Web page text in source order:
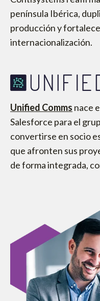
península Ibérica,
producción y
internacionalización.
Unified Comms nace
Salesforce para el
convertirse en socio
que afronten sus
de forma integrada,